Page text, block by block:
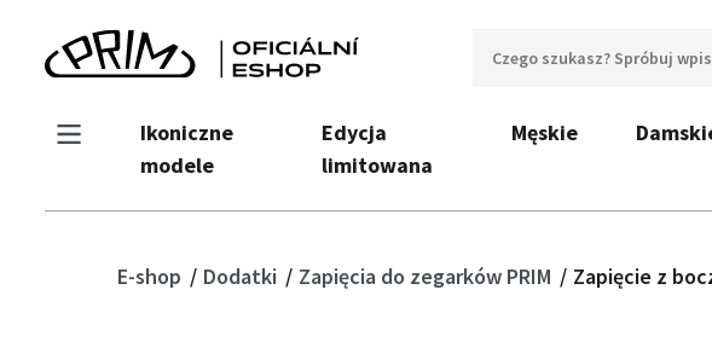
Ikoniczne
modele
Edycja
limitowana
Męskie
E-shop Dodatki Zapięcia do zegarków PRIM Zapięcie z